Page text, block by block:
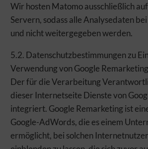
Wir hosten Matomo ausschließlich
Servern, sodass alle Analysedaten
und nicht weitergegeben werden.
5.2. Datenschutzbestimmungen zu
Verwendung von Google Remarketing
Der für die Verarbeitung
dieser Internetseite Dienste von
integriert. Google Remarketing ist
Google-AdWords, die es einem
ermöglicht, bei solchen
Auswahl übernehmen